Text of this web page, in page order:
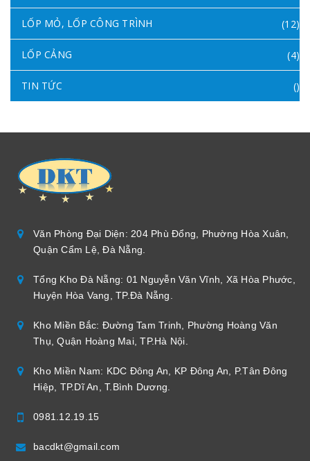
LỐP MỎ, LỐP CÔNG TRÌNH (12)
LỐP CẢNG (4)
TIN TỨC ()
Văn Phòng Đại Diện: 204 Phù Đổng, Phường Hòa Xuân,
Quận Cẩm Lệ, Đà Nẵng.
Tổng Kho Đà Nẵng: 01 Nguyễn Văn Vĩnh, Xã Hòa Phước,
Huyện Hòa Vang, TP.Đà Nẵng.
Kho Miền Bắc: Đường Tam Trinh, Phường Hoàng Văn
Thụ, Quận Hoàng Mai, TP.Hà Nội.
Kho Miền Nam: KDC Đông An, KP Đông An, P.Tân Đông
Hiệp, TP.Dĩ An, T.Bình Dương.
0981.12.19.15
bacdkt@gmail.com